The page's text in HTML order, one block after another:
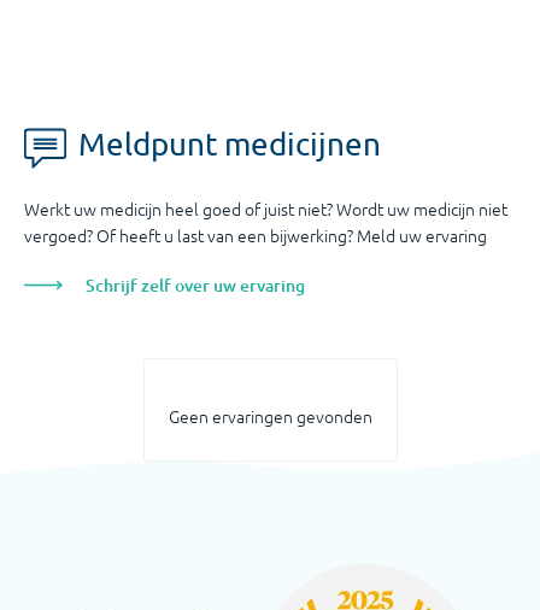
Meldpunt medicijnen
Werkt uw medicijn heel goed of juist niet? Wordt uw medicijn niet
vergoed? Of heeft u last van een bijwerking? Meld uw ervaring
Schrijf zelf over uw ervaring
Geen ervaringen gevonden